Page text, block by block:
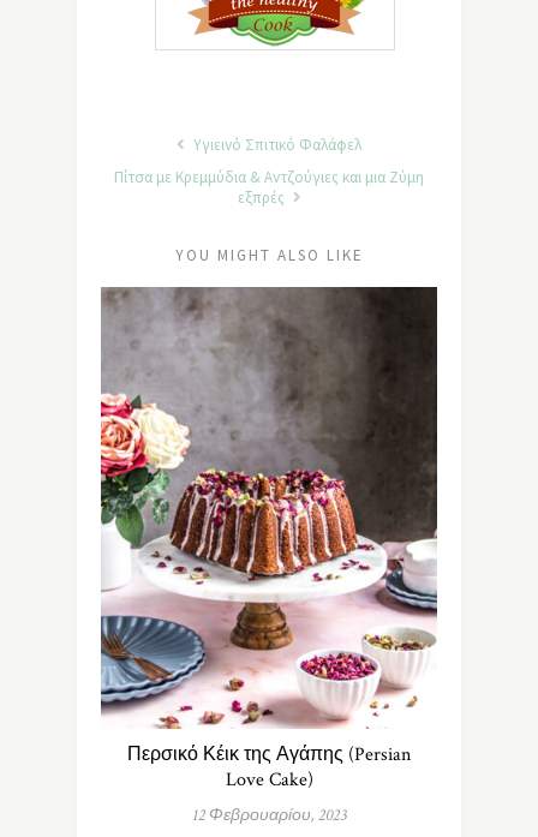
Υγιεινό Σπιτικό Φαλάφελ
Πίτσα με Κρεμμύδια & Αντζούγιες και μια Ζύμη
εξπρές
YOU MIGHT ALSO LIKE
Περσικό Κέικ της Αγάπης (Persian
Love Cake)
12 Φεβρουαρίου, 2023